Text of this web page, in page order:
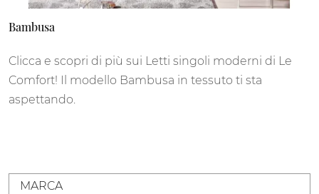
Bambusa
Clicca e scopri di più sui Letti singoli moderni di Le
Comfort! Il modello Bambusa in tessuto ti sta
aspettando.
MARCA